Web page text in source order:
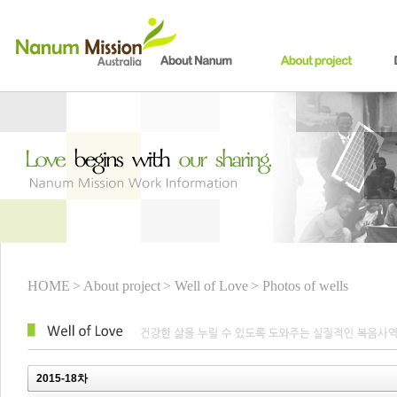
HOME > About project > Well of Love > Photos of wells
2015-18차